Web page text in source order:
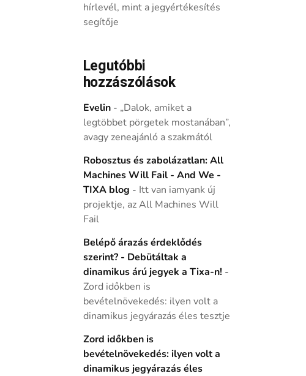
hírlevél, mint a jegyértékesítés
segítője
Legutóbbi
hozzászólások
Evelin- „Dalok, amiket a
legtöbbet pörgetek mostanában”,
avagy zeneajánló a szakmától
Robosztus és zabolázatlan: All
Machines Will Fail - And We -
TIXA blog - Itt van iamyank új
projektje, az All Machines Will
Fail
Belépő árazás érdeklődés
szerint? - Debütáltak a
dinamikus árú jegyek a Tixa-n! -
Zord időkben is
bevételnövekedés: ilyen volt a
dinamikus jegyárazás éles tesztje
Zord időkben is
bevételnövekedés: ilyen volt a
dinamikus jegyárazás éles